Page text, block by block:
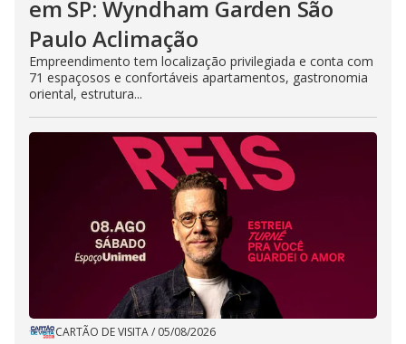
em SP: Wyndham Garden São
Paulo Aclimação
Empreendimento tem localização privilegiada e conta com
71 espaçosos e confortáveis apartamentos, gastronomia
oriental, estrutura...
CARTÃO DE VISITA/ 05/08/2026